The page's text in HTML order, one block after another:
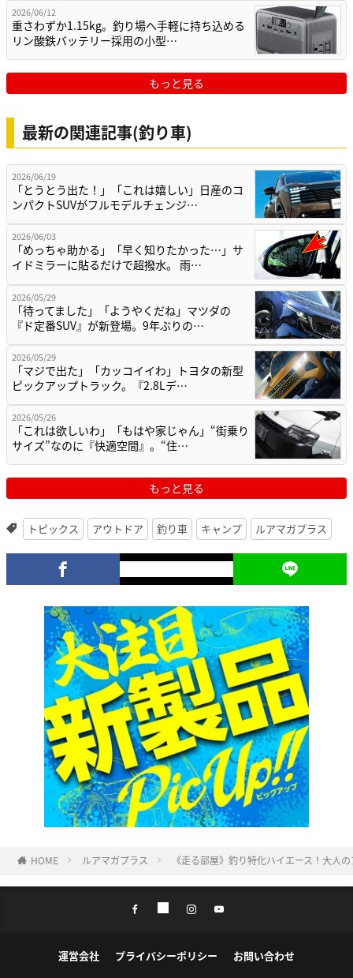
2026/06/12
重さわずか1.15kg。釣り場へ手軽に持ち込める
リン酸鉄バッテリー採用の小型…
もっと見る
最新の関連記事(釣り車)
2026/06/19
「とうとう出た！」「これは嬉しい」日産のコ
ンパクトSUVがフルモデルチェンジ…
2026/06/03
「めっちゃ助かる」「早く知りたかった…」サ
イドミラーに貼るだけで超撥水。 雨…
2026/05/29
「待ってました」「ようやくだね」マツダの
『ド定番SUV』が新登場。9年ぶりの…
2026/05/29
「マジで出た」「カッコイイわ」トヨタの新型
ピックアップトラック。『2.8Lデ…
2026/05/26
「これは欲しいわ」「もはや家じゃん」“街乗り
サイズ”なのに『快適空間』。“住…
もっと見る
トピックス アウトドア 釣り車 キャンプ ルアマガプラス
HOME ルアマガプラス 《走る部屋》釣り特化ハイエース！大人
運営会社 プライバシーポリシー お問い合わせ